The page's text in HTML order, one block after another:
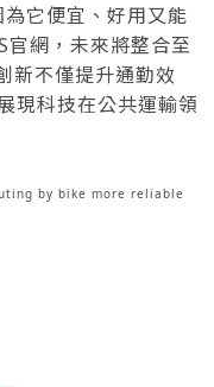
它便宜、好用又能
官網，未來將整合至
新不僅提升通勤效
現科技在公共運輸領
by bike more reliable